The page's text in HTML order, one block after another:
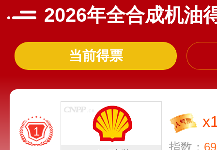
2026年全合成机油
当前得票
1
x
指数：